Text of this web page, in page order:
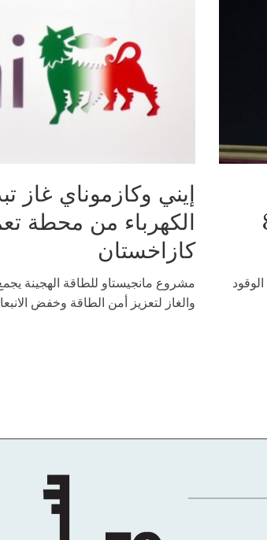
إيني وكازموناي غاز
الكهرباء من محطة
كازاخستان
مشروع مانجيستاو للطاقة الهجينة
والغاز لتعزيز أمن الطاقة وخفض